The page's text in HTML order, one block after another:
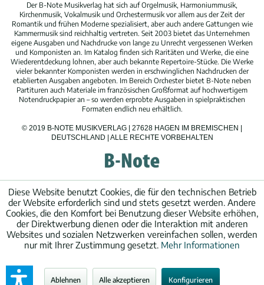
Der B-Note Musikverlag hat sich auf Orgelmusik, Harmoniummusik,
Kirchenmusik, Vokalmusik und Orchestermusik vor allem aus der Zeit der
Romantik und frühen Moderne spezialisiert, aber auch andere Gattungen wie
Kammermusik sind reichhaltig vertreten. Seit 2003 bietet das Unternehmen
eigene Ausgaben und Nachdrucke von lange zu Unrecht vergessenen Werken
und Komponisten an. Im Katalog finden sich Raritäten und Werke, die eine
Wiederentdeckung lohnen, aber auch bekannte Repertoire-Stücke. Die Werke
vieler bekannter Komponisten werden in erschwinglichen Nachdrucken der
etablierten Ausgaben angeboten. Im Bereich Orchester bietet B-Note neben
Partituren auch Materiale im französischen Großformat auf hochwertigem
Notendruckpapier an – so werden erprobte Ausgaben in spielpraktischen
Formaten endlich neu erhältlich.
© 2019 B-NOTE MUSIKVERLAG | 27628 HAGEN IM BREMISCHEN |
DEUTSCHLAND | ALLE RECHTE VORBEHALTEN
Diese Website benutzt Cookies, die für den technischen Betrieb
der Website erforderlich sind und stets gesetzt werden. Andere
Cookies, die den Komfort bei Benutzung dieser Website erhöhen,
der Direktwerbung dienen oder die Interaktion mit anderen
Websites und sozialen Netzwerken vereinfachen sollen, werden
nur mit Ihrer Zustimmung gesetzt. Mehr Informationen
Ablehnen Alle akzeptieren Konfigurieren